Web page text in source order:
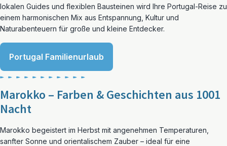
lokalen Guides und flexiblen Bausteinen wird Ihre Portugal-Reise zu
einem harmonischen Mix aus Entspannung, Kultur und
Naturabenteuern für große und kleine Entdecker.
Portugal Familienurlaub
Marokko – Farben & Geschichten aus 1001
Nacht
Marokko begeistert im Herbst mit angenehmen Temperaturen,
sanfter Sonne und orientalischem Zauber – ideal für eine